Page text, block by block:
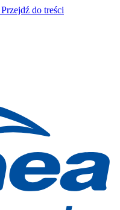
Przejdź do treści